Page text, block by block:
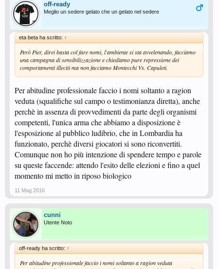
off-ready
Meglio un sedere gelato che un gelato nel sedere
eta beta ha scritto: ↑
Però Pier, direi basta col fare nomi, l'ambiente si sta avvelenando, facciamo
una campagna di sensibilizzazione e chiediamo pure repressione dei
comportamenti illeciti ma non facciamo Montecchi Vs. Capuleti.
Per abitudine professionale faccio i nomi soltanto a ragion
veduta (squalifiche sul campo o testimonianza diretta), anche
perchè in assenza di provvedimenti da parte degli organismi
competenti, l'unica arma che abbiamo a disposizione è
l'esposizione al pubblico ludibrio, che in Lombardia ha
funzionato, perchè diversi giocatori si sono riconvertiti.
Comunque non ho più intenzione di spendere tempo e parole
su queste faccende: attendo l'esito delle elezioni e fino a quel
momento mi metto in riposo biologico
11 Mag 2016
cunni
Utente Noto
off-ready ha scritto: ↑
Per abitudine professionale faccio i nomi soltanto a ragion veduta